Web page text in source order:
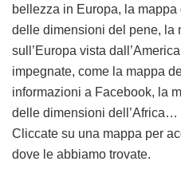
bellezza in Europa, la
delle dimensioni del pene, la
sull’Europa vista
impegnate, come la mappa
informazioni a Facebook, la
delle dimensioni dell’Africa…
Cliccate su una mappa per
dove le abbiamo trovate.